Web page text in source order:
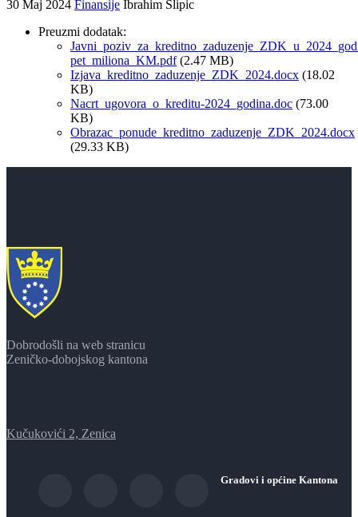
30 Maj 2024 Finansije Ibrahim Slipic
Preuzmi dodatak:
pet_miliona_KM.pdf(2.47 MB)
Izjava_kreditno_zaduzenje_ZDK_2024.docx (18.02
KB)
Nacrt_ugovora_o_kreditu-2024_godina.doc (73.00
KB)
Obrazac_ponude_kreditno_zaduzenje_ZDK_2024.docx
(29.33 KB)
Dobrodošli na web stranicu
Zeničko-dobojskog kantona
Kučukovići 2, Zenica
Gradovi i općine Kantona